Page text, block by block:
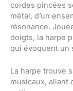
cordes pincées
métal, d’un
résonance.
doigts, la harpe
qui évoquent un
La harpe trouve
musicaux, allant